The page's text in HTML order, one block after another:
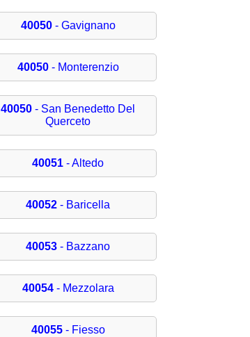
40050- Gavignano
40050- Monterenzio
40050 - San Benedetto Del
Querceto
40051 - Altedo
40052 - Baricella
40053 - Bazzano
40054- Mezzolara
40055- Fiesso